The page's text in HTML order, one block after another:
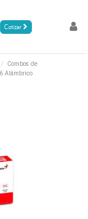
Cotizar
Combos de
Alámbrico